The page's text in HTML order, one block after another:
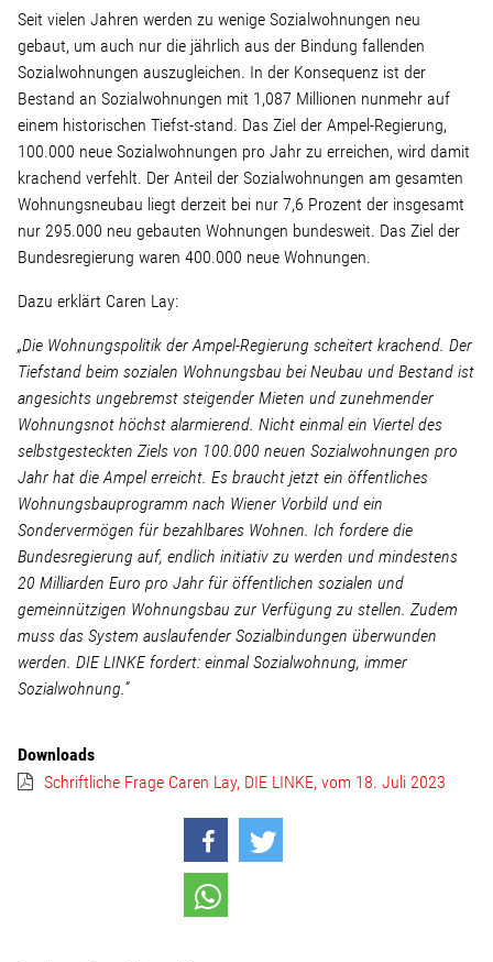
Presse
Pressebilder
Service
Termine
Kontakt
Team
Transparenz
Mediathek
Über mich
Das Buch
Leseprobe
Seit vielen Jahren werden zu wenige Sozialwohnungen neu
gebaut, um auch nur die jährlich aus der Bindung fallenden
Sozialwohnungen auszugleichen. In der Konsequenz ist der
Bestand an Sozialwohnungen mit 1,087 Millionen nunmehr auf
einem historischen Tiefst-stand. Das Ziel der Ampel-Regierung,
100.000 neue Sozialwohnungen pro Jahr zu erreichen, wird damit
krachend verfehlt. Der Anteil der Sozialwohnungen am gesamten
Wohnungsneubau liegt derzeit bei nur 7,6 Prozent der insgesamt
nur 295.000 neu gebauten Wohnungen bundesweit. Das Ziel der
Bundesregierung waren 400.000 neue Wohnungen.
Dazu erklärt Caren Lay:
„Die Wohnungspolitik der Ampel-Regierung scheitert krachend. Der
Tiefstand beim sozialen Wohnungsbau bei Neubau und Bestand ist
angesichts ungebremst steigender Mieten und zunehmender
Wohnungsnot höchst alarmierend. Nicht einmal ein Viertel des
selbstgesteckten Ziels von 100.000 neuen Sozialwohnungen pro
Jahr hat die Ampel erreicht. Es braucht jetzt ein öffentliches
Wohnungsbauprogramm nach Wiener Vorbild und ein
Sondervermögen für bezahlbares Wohnen. Ich fordere die
Bundesregierung auf, endlich initiativ zu werden und mindestens
20 Milliarden Euro pro Jahr für öffentlichen sozialen und
gemeinnützigen Wohnungsbau zur Verfügung zu stellen. Zudem
muss das System auslaufender Sozialbindungen überwunden
werden. DIE LINKE fordert: einmal Sozialwohnung, immer
Sozialwohnung.“
Downloads
Schriftliche Frage Caren Lay, DIE LINKE, vom 18. Juli 2023